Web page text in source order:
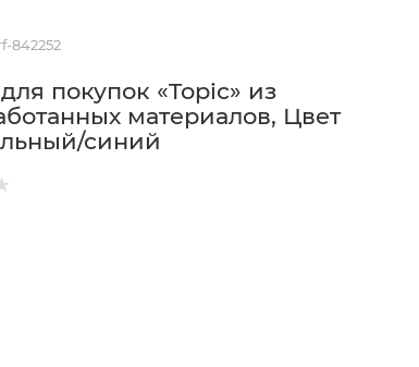
842252
покупок «Topiс» из
материалов, Цвет
синий